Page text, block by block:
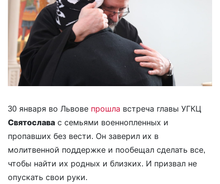
30 января во Львове прошла встреча главы УГКЦ
Святослава с семьями военнопленных и
пропавших без вести. Он заверил их в
молитвенной поддержке и пообещал сделать все,
чтобы найти их родных и близких. И призвал не
опускать свои руки.